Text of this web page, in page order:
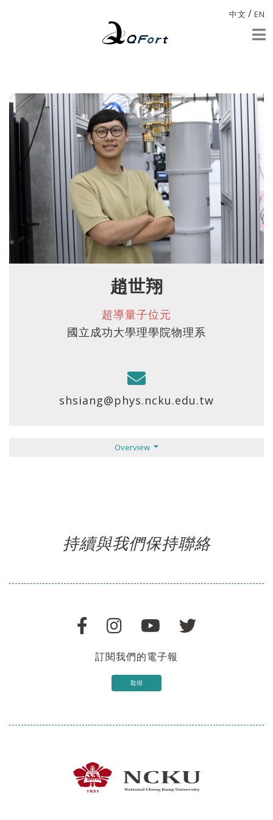
中文 / EN
趙世翔
超導量子位元
國立成功大學理學院物理系
shsiang@phys.ncku.edu.tw
Overview
持續與我們保持聯絡
訂閱我們的電子報
取得